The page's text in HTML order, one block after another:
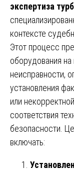
экспертиза
контексте
Этот процесс
оборудования
неисправности,
установления
или
соответствия
безопасности.
включать: